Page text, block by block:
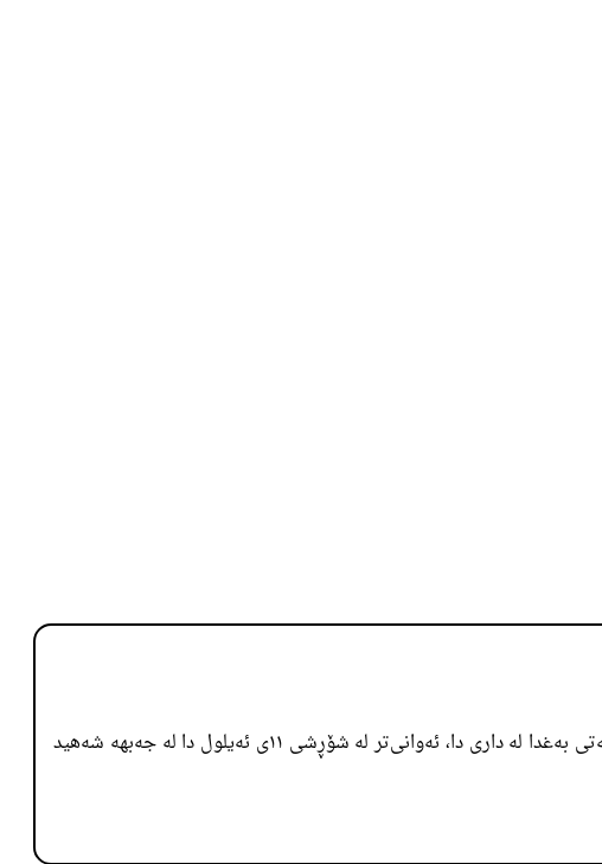
٣. میرۆ شێروکی بارزانی هەر سێکیان شەهید کراون عزت عبدالعزیز کە لە شۆڕشەکەی ساڵی ٤٥ بارزانیدا بەشدار بو دوایی حکومەتی بەغدا لە داری دا، ئەوانی‌تر لە شۆڕشی ١١ی ئەیلول دا لە جەبهە شەهید